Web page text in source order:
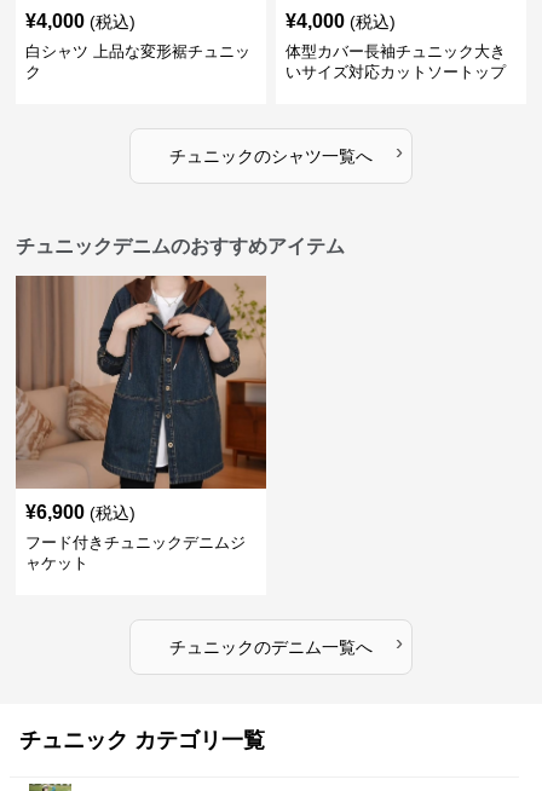
¥4,000 (税込)
白シャツ 上品な変形裾チュニッ
ク
¥4,000 (税込)
体型カバー長袖チュニック大き
いサイズ対応カットソートップ
チュニックのシャツ一覧へ ›
チュニックデニムのおすすめアイテム
¥6,900 (税込)
フード付きチュニックデニムジ
ャケット
チュニックのデニム一覧へ ›
チュニック カテゴリ一覧